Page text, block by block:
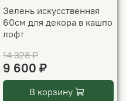
Зелень искусственная
60см для декора в кашпо
лофт
14 328 ₽
9 600 ₽
В корзину